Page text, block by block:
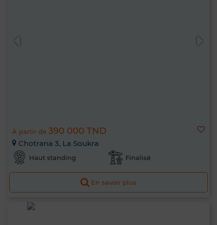
À partir de 390 000 TND
Chotrana 3, La Soukra
Haut standing Finalisé
En savoir plus